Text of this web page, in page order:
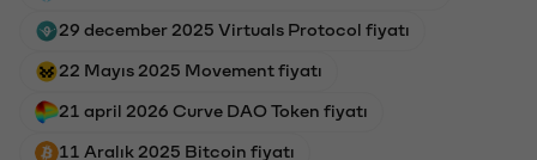
29 december 2025 Virtuals Protocol fiyatı
22 Mayıs 2025 Movement fiyatı
21 april 2026 Curve DAO Token fiyatı
11 Aralık 2025 Bitcoin fiyatı